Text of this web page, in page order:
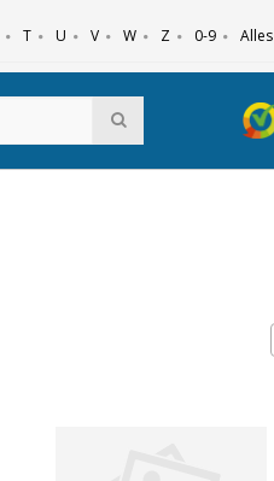
T U V W Z 0-9 Alles